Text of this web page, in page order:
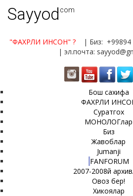
Sayyod.com
"ФАХРЛИ ИНСОН" ?
| Биз: +99894
| эл.почта:
Бош сахифа
ФАХРЛИ
Суратгох
МОНОЛОГлар
Биз
Жавоблар
Jumanji
FANFORUM
2007-2008й
Овоз бер!
Хикоялар